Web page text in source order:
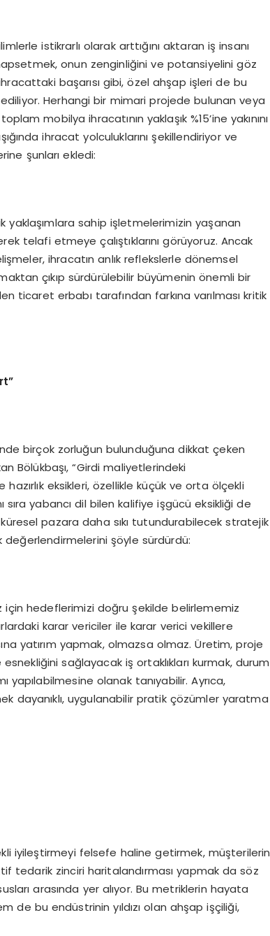
istikrarlı olarak arttığını aktaran iş insanı
onun zenginliğini ve potansiyelini göz
başarısı gibi, özel ahşap işleri de bu
Herhangi bir mimari projede bulunan veya
mobilya ihracatının yaklaşık %15’ine yakınını
ihracat yolculuklarını şekillendiriyor ve
şunları ekledi:
yaklaşımlara sahip işletmelerimizin yaşanan
telafi etmeye çalıştıklarını görüyoruz. Ancak
ihracatın anlık reflekslerle dönemsel
çıkıp sürdürülebilir büyümenin önemli bir
ticaret erbabı tarafından farkına varılması kritik
birçok zorluğun bulunduğuna dikkat çeken
Bölükbaşı, “Girdi maliyetlerindeki
eksikleri, özellikle küçük ve orta ölçekli
yabancı dil bilen kalifiye işgücü eksikliği de
pazara daha sıkı tutundurabilecek stratejik
değerlendirmelerini şöyle sürdürdü:
için hedeflerimizi doğru şekilde belirlememiz
karar vericiler ile karar verici vekillere
yatırım yapmak, olmazsa olmaz. Üretim, proje
sağlayacak iş ortaklıkları kurmak, durum
yapılabilmesine olanak tanıyabilir. Ayrıca,
dayanıklı, uygulanabilir pratik çözümler yaratma
iyileştirmeyi felsefe haline getirmek, müşterilerin
tedarik zinciri haritalandırması yapmak da söz
arasında yer alıyor. Bu metriklerin hayata
bu endüstrinin yıldızı olan ahşap işçiliği,